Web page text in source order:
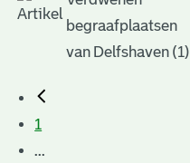
begraafplaatsen
van Delfshaven (1)
1
...